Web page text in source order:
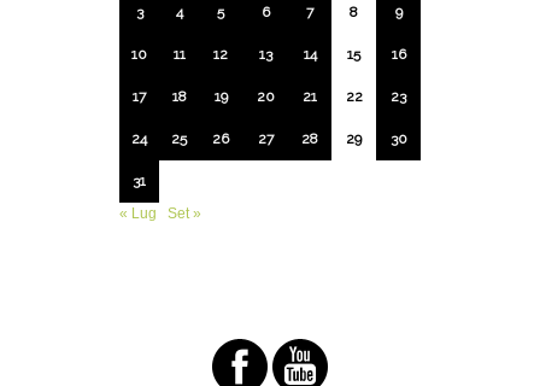
3 4 5 6 7 8 9
10 11 12 13 14 15 16
17 18 19 20 21 22 23
24 25 26 27 28 29 30
31
« Lug
Set »